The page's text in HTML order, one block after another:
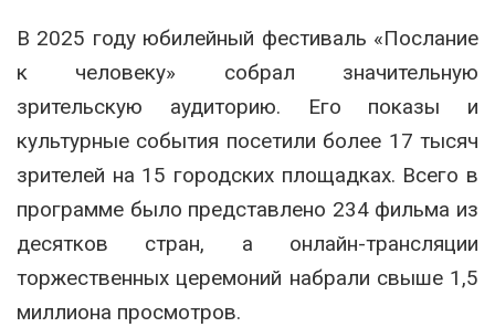
В 2025 году юбилейный фестиваль «Послание
к человеку» собрал значительную
зрительскую аудиторию. Его показы и
культурные события посетили более 17 тысяч
зрителей на 15 городских площадках. Всего в
программе было представлено 234 фильма из
десятков стран, а онлайн-трансляции
торжественных церемоний набрали свыше 1,5
миллиона просмотров.